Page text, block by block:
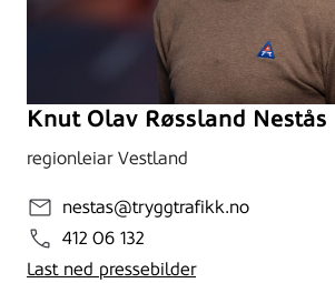
Knut Olav Røssland Nestås
regionleiar Vestland
nestas@tryggtrafikk.no
412 06 132
Last ned pressebilder